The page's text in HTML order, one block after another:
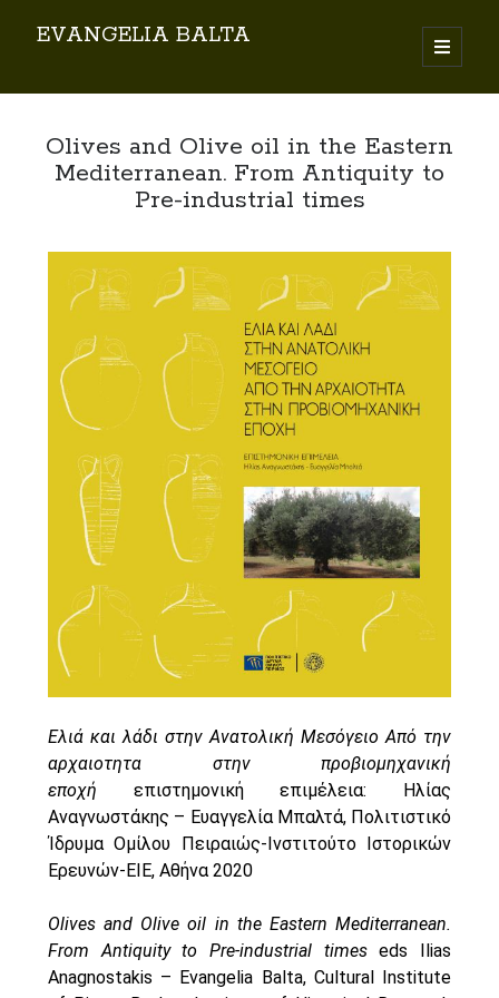
EVANGELIA BALTA
By EVANGELIA BALTA
Books (Author)
Books (Co-author)
Books (Editor)
Chapters in Books
Karamanlidika Press
Karamanlidika Studies
Moonlight Monastery (Cunda)
Oinon Istoro
Popularisation Articles Etc.
Projects
Publications in Reviewed J.
Olives and Olive oil in the Eastern
Mediterranean. From Antiquity to
Pre-industrial times
Ελιά και λάδι στην Ανατολική Μεσόγειο Από την
αρχαιοτητα στην προβιομηχανική
εποχή επιστημονική επιμέλεια: Ηλίας
Αναγνωστάκης – Ευαγγελία Μπαλτά, Πολιτιστικό
Ίδρυμα Ομίλου Πειραιώς-Ινστιτούτο Ιστορικών
Ερευνών-ΕΙΕ, Αθήνα 2020
Olives and Olive oil in the Eastern Mediterranean.
From Antiquity to Pre-industrial timeseds Ilias
Anagnostakis – Evangelia Balta, Cultural Institute